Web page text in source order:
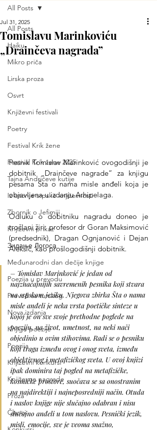
All Posts
Haiku
Mikro priča
Lirska proza
Osvrt
Književni festivali
Poetry
Festival Krik žene
Festival Krik žene 2025
Tajna Andrićeve kutije
Iz istorije srpske književnosti
Zbornik o Jefimiji
Književni prikaz
Зидање Логоса
Međunarodni dan dečije knjige
Poezija u prevodu
Prevod sa turskog
Nova izdanja
Knjige poezije
Poezija
Književni konkursi
Književne nagrade
Proza
Članci
All Posts
Tomislavu Marinkoviću
„Drainčeva nagrada”
Jul 31, 2025
Pesnik Tomislav Marinković ovogodišnji je
dobitnik „Drainčeve nagrade” za knjigu
pesama Šta o nama misle anđeli koja je
objavljena u izdanju Arhipelaga.
Odluku o dobitniku nagradu doneo je
tročlani žiri: profesor dr Goran Maksimović
(predsednik), Dragan Ognjanović i Dejan
Aleksić, kao prošlogodišnji dobitnik.
– Tomislav Marinković je jedan od
najznačajnijih savremenih pesnika koji stvara
na srpskom jeziku. Njegova zbirka Šta o nama
misle anđeli je neka vrsta poetičke sinteze u
kojoj je on sve svoje prethodne poglede na
poeziju, na život, umetnost, na neki nači
objedinio u ovim stihovima. Radi se o pesniku
koji traga između ovog i onog sveta, između
objektivnog i metafizičkog sveta. U ovoj knjizi
ipak dominira taj pogled na metafizičke,
kosmičke prostore, suočava se sa onostranim
na najdirektiji i najneposredniji način. Otuda
i naslov knjige nije slučajno odabran i nisu
slučajno anđeli u tom naslovu. Pesnički jezik,
misli, emocije, sve je veoma snažno,